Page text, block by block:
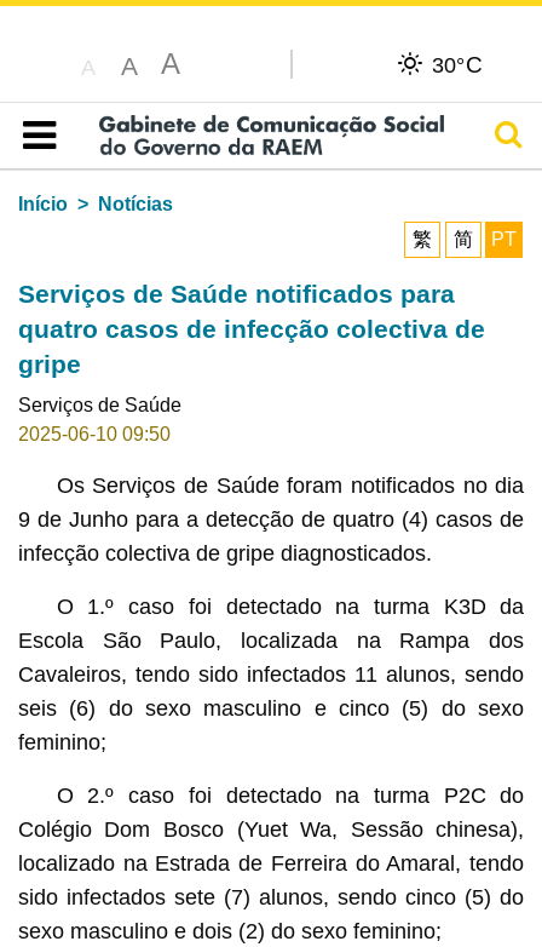
A A A 30°C
Índice
Início
Notícias
繁
简 PT
Serviços de Saúde notificados para
quatro casos de infecção colectiva de
gripe
Serviços de Saúde
2025-06-10 09:50
Os Serviços de Saúde foram notificados no dia
9 de Junho para a detecção de quatro (4) casos de
infecção colectiva de gripe diagnosticados.
O 1.º caso foi detectado na turma K3D da
Escola São Paulo, localizada na Rampa dos
Cavaleiros, tendo sido infectados 11 alunos, sendo
seis (6) do sexo masculino e cinco (5) do sexo
feminino;
O 2.º caso foi detectado na turma P2C do
Colégio Dom Bosco (Yuet Wa, Sessão chinesa),
localizado na Estrada de Ferreira do Amaral, tendo
sido infectados sete (7) alunos, sendo cinco (5) do
sexo masculino e dois (2) do sexo feminino;